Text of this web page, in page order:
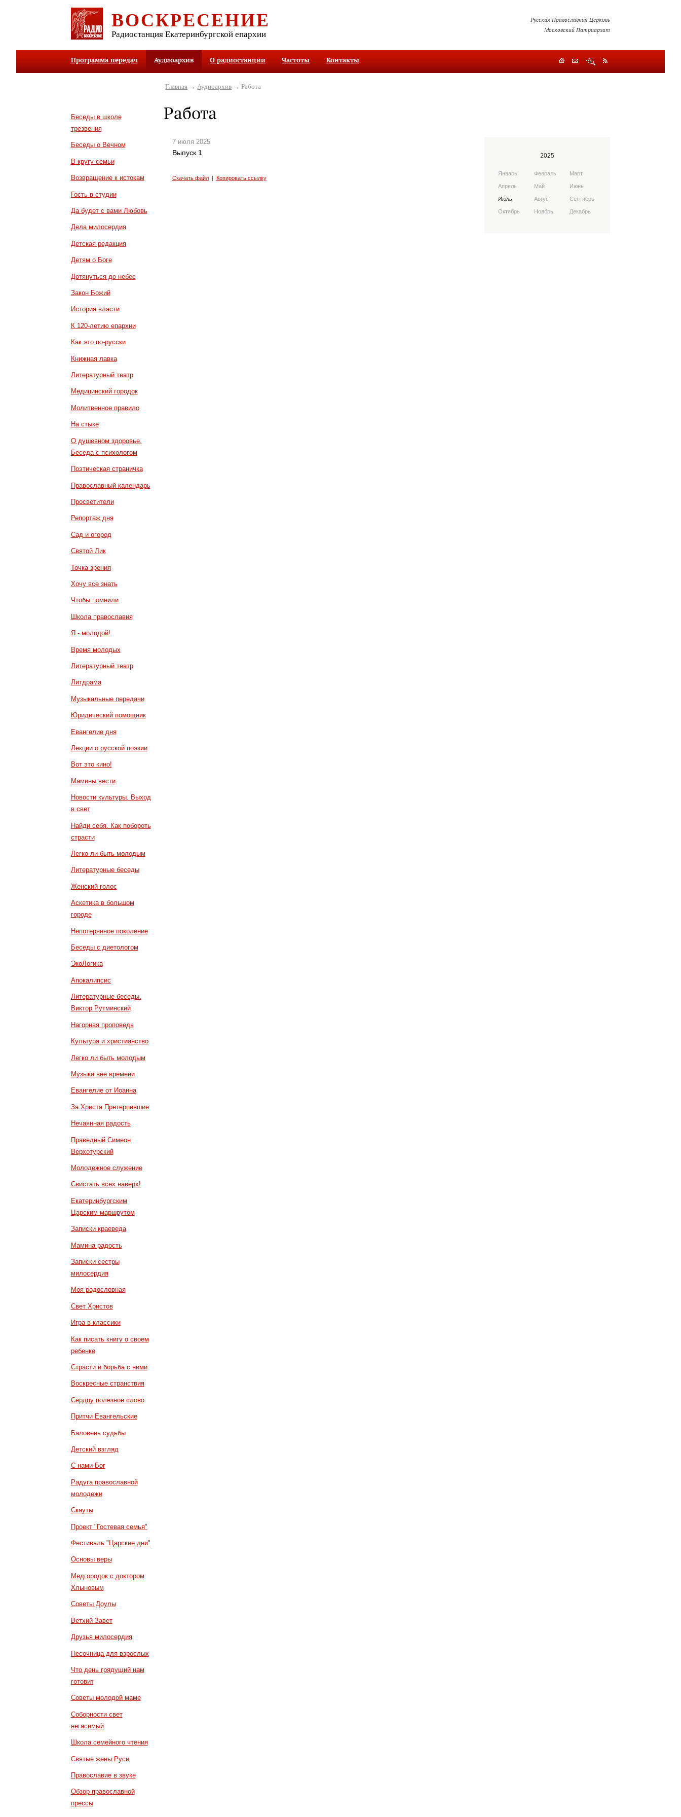
ВОСКРЕСЕНИЕ
Радиостанция Екатеринбургской епархии
Русская Православная Церковь
Московский Патриархат
Программа передач Аудиоархив О радиостанции Частоты Контакты
Беседы в школе
трезвения
Беседы о Вечном
В кругу семьи
Возвращение к истокам
Гость в студии
Да будет с вами Любовь
Дела милосердия
Детская редакция
Детям о Боге
Дотянуться до небес
Закон Божий
История власти
К 120-летию епархии
Как это по-русски
Книжная лавка
Литературный театр
Медицинский городок
Молитвенное правило
На стыке
О душевном здоровье.
Беседа с психологом
Поэтическая страничка
Православный календарь
Просветители
Репортаж дня
Сад и огород
Святой Лик
Точка зрения
Хочу все знать
Чтобы помнили
Школа православия
Я - молодой!
Время молодых
Литературный театр
Литдрама
Музыкальные передачи
Юридический помощник
Евангелие дня
Лекции о русской поэзии
Вот это кино!
Мамины вести
Новости культуры. Выход
в свет
Найди себя. Как побороть
страсти
Легко ли быть молодым
Литературные беседы
Женский голос
Аскетика в большом
городе
Непотерянное поколение
Беседы с диетологом
ЭкоЛогика
Апокалипсис
Литературные беседы.
Виктор Рутминский
Нагорная проповедь
Культура и христианство
Легко ли быть молодым
Музыка вне времени
Евангелие от Иоанна
За Христа Претерпевшие
Нечаянная радость
Праведный Симеон
Верхотурский
Молодежное служение
Свистать всех наверх!
Екатеринбургским
Царским маршрутом
Записки краеведа
Мамина радость
Записки сестры
милосердия
Моя родословная
Свет Христов
Игра в классики
Как писать книгу о своем
ребенке
Страсти и борьба с ними
Воскресные странствия
Сердцу полезное слово
Притчи Евангельские
Баловень судьбы
Детский взгляд
С нами Бог
Радуга православной
молодежи
Скауты
Проект "Гостевая семья"
Фестиваль "Царские дни"
Основы веры
Медгородок с доктором
Хлыновым
Советы Доулы
Ветхий Завет
Друзья милосердия
Песочница для взрослых
Что день грядущий нам
готовит
Советы молодой маме
Соборности свет
негасимый
Школа семейного чтения
Святые жены Руси
Православие в звуке
Обзор православной
прессы
Главная → Аудиоархив → Работа
Работа
7 июля 2025
Выпуск 1
Скачать файл| Копировать ссылку
2025
Январь Февраль Март
Апрель Май Июнь
Июль Август Сентябрь
Октябрь Ноябрь Декабрь